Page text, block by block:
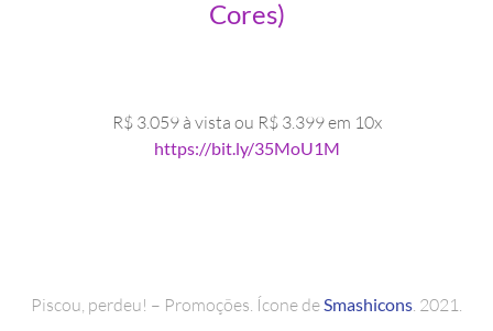
Cores)
R$ 3.059 à vista ou R$ 3.399 em 10x
https://bit.ly/35MoU1M
Piscou, perdeu! – Promoções. Ícone de Smashicons . 2021.